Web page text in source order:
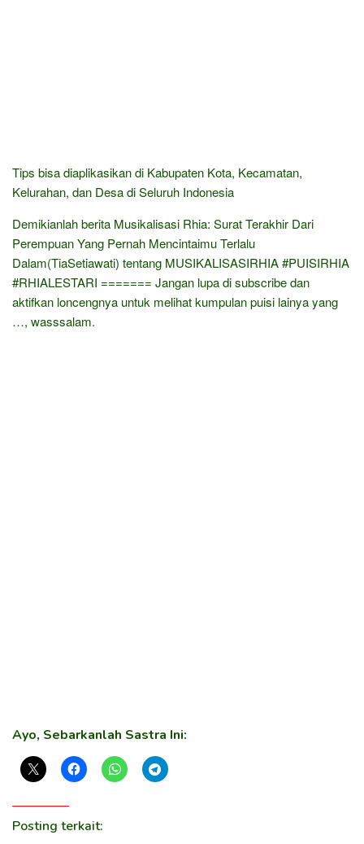
Tips bisa diaplikasikan di Kabupaten Kota, Kecamatan,
Kelurahan, dan Desa di Seluruh Indonesia
Demikianlah berita Musikalisasi Rhia: Surat Terakhir Dari
Perempuan Yang Pernah Mencintaimu Terlalu
Dalam(TiaSetiawati) tentang MUSIKALISASIRHIA​ #PUISIRHIA​
#RHIALESTARI​ ======= Jangan lupa di subscribe dan
aktifkan loncengnya untuk melihat kumpulan puisi lainya yang
…, wasssalam.
Ayo, Sebarkanlah Sastra Ini:
Posting terkait: